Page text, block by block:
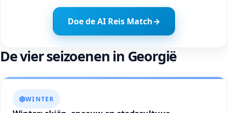
Doe de AI Reis Match→
De vier seizoenen in Georgië
❄️WINTER